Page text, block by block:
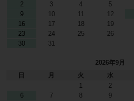
2
3 4 5
9
10 11 12
16
17 18 19
23
24 25 26
30
31
2026年9月
日
月 火 水
1
2
6
7 8 9